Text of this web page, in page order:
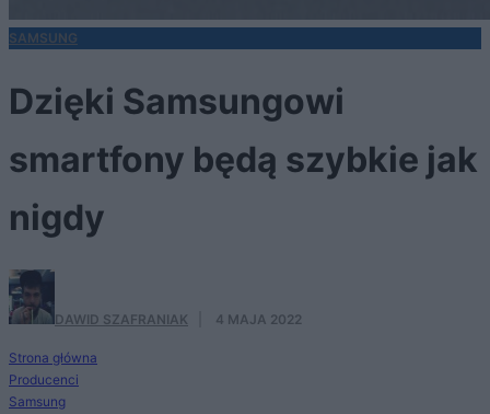
SAMSUNG
Dzięki Samsungowi
smartfony będą szybkie jak
nigdy
DAWID SZAFRANIAK 4 MAJA 2022
Strona główna
Producenci
Samsung